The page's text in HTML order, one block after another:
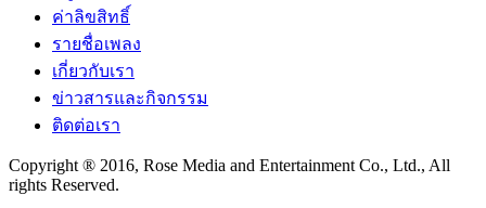
ค่าลิขสิทธิ์
รายชื่อเพลง
เกี่ยวกับเรา
ข่าวสารและกิจกรรม
ติดต่อเรา
Copyright ® 2016, Rose Media and Entertainment Co., Ltd., All
rights Reserved.